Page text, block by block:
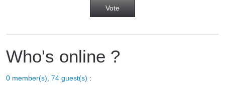
Who's online ?
0 member(s), 74 guest(s) :